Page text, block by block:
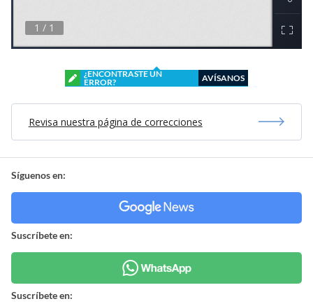
¿ENCONTRASTE UN
ERROR?
AVÍSANOS
Revisa nuestra página de correcciones
Síguenos en:
Suscríbete en:
Suscríbete en: